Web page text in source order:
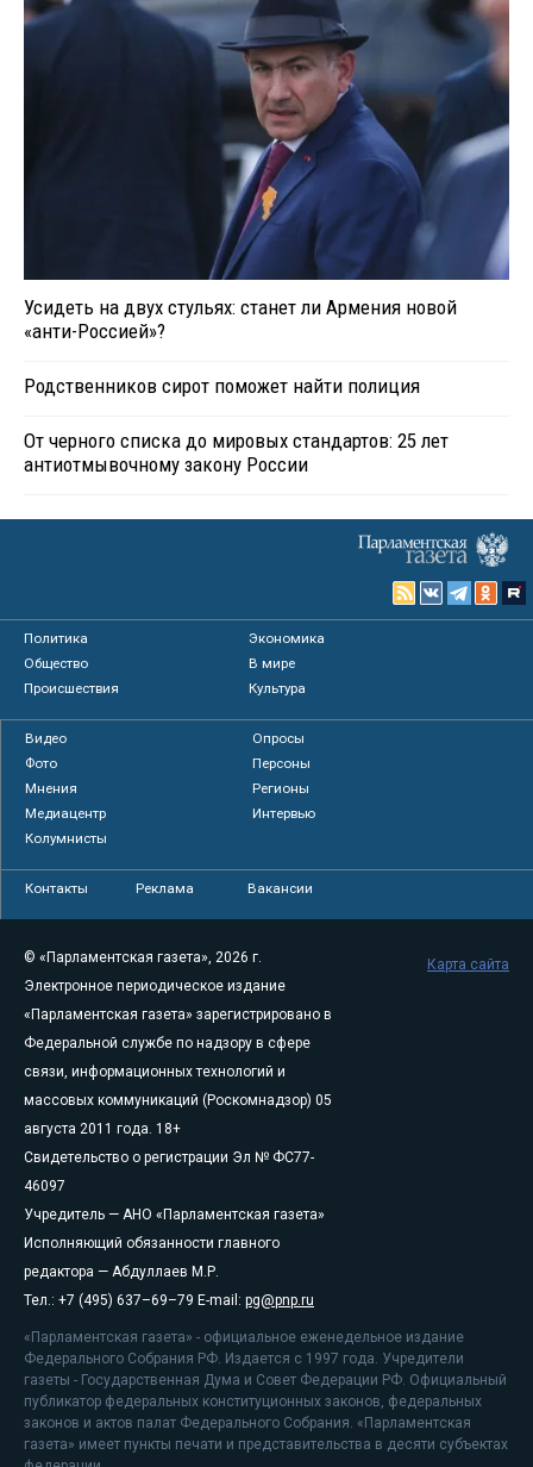
Усидеть на двух стульях: станет ли Армения новой
«анти-Россией»?
Родственников сирот поможет найти полиция
От черного списка до мировых стандартов: 25 лет
антиотмывочному закону России
Политика
Экономика
Общество
В мире
Происшествия
Культура
Видео
Опросы
Фото
Персоны
Мнения
Регионы
Медиацентр
Интервью
Колумнисты
Контакты Реклама Вакансии
© «Парламентская газета», 2026 г.
Электронное периодическое издание
«Парламентская газета» зарегистрировано в
Федеральной службе по надзору в сфере
связи, информационных технологий и
массовых коммуникаций (Роскомнадзор) 05
августа 2011 года. 18+
Свидетельство о регистрации Эл № ФС77-
46097
Учредитель — АНО «Парламентская газета»
Исполняющий обязанности главного
редактора — Абдуллаев М.Р.
Тел.: +7 (495) 637–69–79 E-mail: pg@pnp.ru
«Парламентская газета» - официальное еженедельное издание
Федерального Собрания РФ. Издается с 1997 года. Учредители
газеты - Государственная Дума и Совет Федерации РФ. Официальный
публикатор федеральных конституционных законов, федеральных
законов и актов палат Федерального Собрания. «Парламентская
газета» имеет пункты печати и представительства в десяти субъектах
Карта сайта